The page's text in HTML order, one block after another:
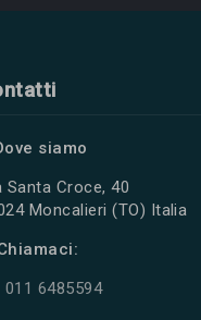
siamo
Santa Croce, 40
Moncalieri (TO) Italia
011 6485594